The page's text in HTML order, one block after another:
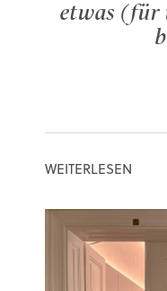
etwas (für
WEITERLESEN